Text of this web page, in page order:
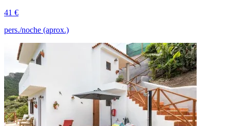
41 €
pers./noche (aprox.)